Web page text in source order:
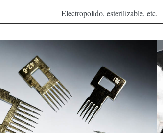
Electropolido, esterilizable, etc.